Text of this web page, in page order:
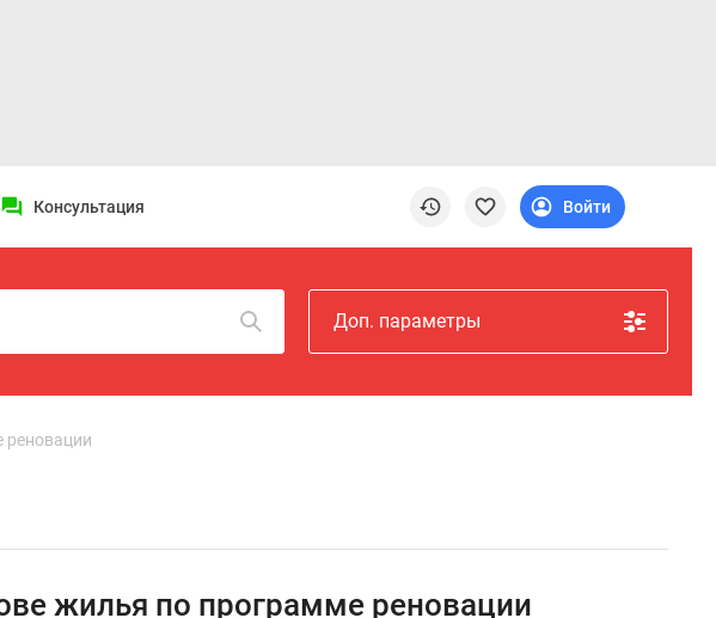
Консультация Войти
Доп. параметры
реновации
жилья по программе реновации